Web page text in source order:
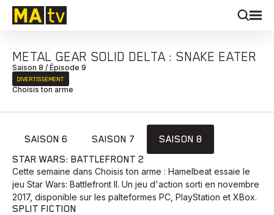
METAL GEAR SOLID DELTA : SNAKE EATER
Saison 8 / Épisode 9
DIVERTISSEMENT
Choisis ton arme
SAISON 6 SAISON 7
SAISON 8
STAR WARS: BATTLEFRONT 2
Cette semaine dans Choisis ton arme : Hamelbeat essaie le
jeu Star Wars: Battlefront II. Un jeu d'action sorti en novembre
2017, disponible sur les palteformes PC, PlayStation et XBox.
SPLIT FICTION